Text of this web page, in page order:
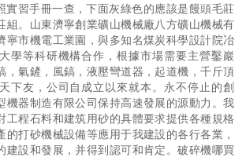
實習手冊一查，下面灰綠色的應該是饅頭毛莊
組。山東濟寧創業礦山機械廠八方礦山機械有
寧市機電工業園，與多知名煤炭科學設計院冶
學等科研機構合作，根據市場需要主營鑿巖
，氣鏟，風鎬，液壓彎道器，起道機，千斤頂
下友，公司自成立以來就本。永不停止的創
機器制造有限公司保持高速發展的源動力。我
工程石料和建筑用砂的具體要求提供各種規格
的打砂機械設備等應用于我建設的各行各業，
建設和發展，并得到認可和肯定。破碎機哪買